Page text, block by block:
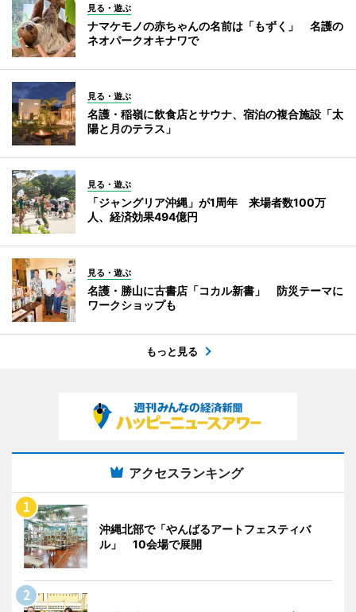
見る・遊ぶ
ナマケモノの赤ちゃんの名前は「もずく」 名護の
ネオパークオキナワで
見る・遊ぶ
名護・稲嶺に飲食店とサウナ、宿泊の複合施設「太
陽と月のテラス」
見る・遊ぶ
「ジャングリア沖縄」が1周年 来場者数100万
人、経済効果494億円
見る・遊ぶ
名護・勝山に古書店「コカル新書」 防災テーマに
ワークショップも
もっと見る
アクセスランキング
沖縄北部で「やんばるアートフェスティバ
ル」 10会場で展開